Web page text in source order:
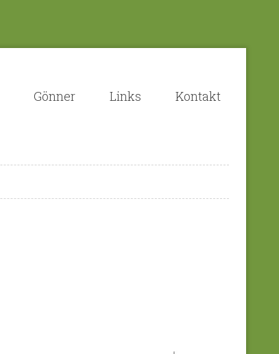
Gönner Links Kontakt